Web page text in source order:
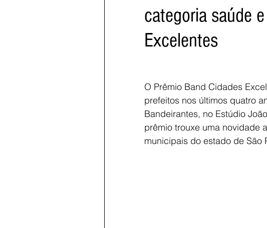
categoria saúde
Excelentes
O Prêmio Band Cidades
prefeitos nos últimos quatro
Bandeirantes, no Estúdio
prêmio trouxe uma novidade
municipais do estado de São